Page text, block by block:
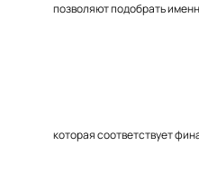
позволяют подобрать
которая соответствует